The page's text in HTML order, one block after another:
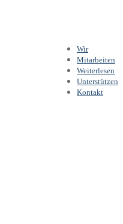
Wir
Mitarbeiten
Weiterlesen
Unterstützen
Kontakt